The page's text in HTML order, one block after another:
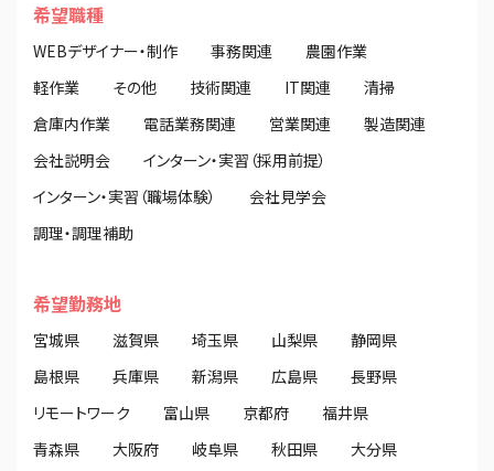
希望職種
WEBデザイナー・制作 事務関連
農園作業
軽作業
その他 技術関連 IT関連
清掃
倉庫内作業
電話業務関連 営業関連
製造関連
会社説明会
インターン・実習（採用前提）
インターン・実習（職場体験）
会社見学会
調理・調理補助
希望勤務地
宮城県 滋賀県 埼玉県 山梨県
静岡県
島根県
兵庫県 新潟県 広島県
長野県
リモートワーク
富山県 京都府
福井県
青森県
大阪府 岐阜県 秋田県
大分県